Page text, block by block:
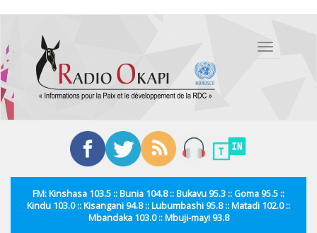
contenu
principal
Toggle
FM: Kinshasa 103.5 :: Bunia 104.8 :: Bukavu 95.3 :: Goma 95.5 ::
Kindu 103.0 :: Kisangani 94.8 :: Lubumbashi 95.8 :: Matadi 102.0 ::
Mbandaka 103.0 :: Mbuji-mayi 93.8